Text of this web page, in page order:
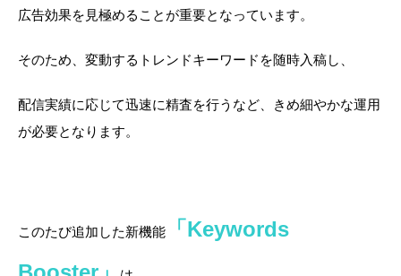
広告効果を見極めることが重要となっています。
そのため、変動するトレンドキーワードを随時入稿し、
配信実績に応じて迅速に精査を行うなど、きめ細やかな運用
が必要となります。
このたび追加した新機能
「Keywords